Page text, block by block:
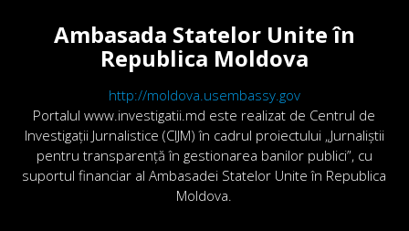
Ambasada Statelor Unite în
Republica Moldova
http://moldova.usembassy.gov
Portalul www.investigatii.md este realizat de Centrul de
Investigații Jurnalistice (CIJM) în cadrul proiectului „Jurnaliștii
pentru transparență în gestionarea banilor publici”, cu
suportul financiar al Ambasadei Statelor Unite în Republica
Moldova.